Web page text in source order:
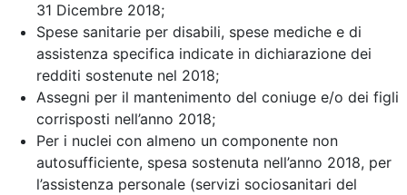
31 Dicembre 2018;
Spese sanitarie per disabili, spese mediche e di
assistenza specifica indicate in dichiarazione dei
redditi sostenute nel 2018;
Assegni per il mantenimento del coniuge e/o dei figli
corrisposti nell’anno 2018;
Per i nuclei con almeno un componente non
autosufficiente, spesa sostenuta nell’anno 2018, per
l’assistenza personale (servizi sociosanitari del